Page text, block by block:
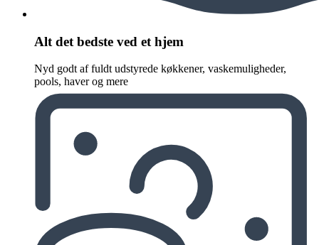
Alt det bedste ved et hjem
Nyd godt af fuldt udstyrede køkkener, vaskemuligheder,
pools, haver og mere